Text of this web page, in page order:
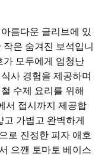
름다운 글리브에 있
은 숨겨진 보석입니
가 모두에게 엄청난
사 경험을 제공하며
수제 요리를 위해
서 접시까지 제공합
가볍고 완벽하게
로 진정한 피자 애호
으깬 토마토 베이스